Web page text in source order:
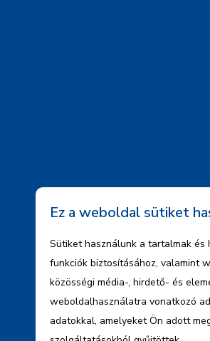
Ez a weboldal sütiket
Sütiket használunk a tartalmak és
funkciók biztosításához, valamint
közösségi média-, hirdető- és
weboldalhasználatra vonatkozó
adatokkal, amelyeket Ön adott